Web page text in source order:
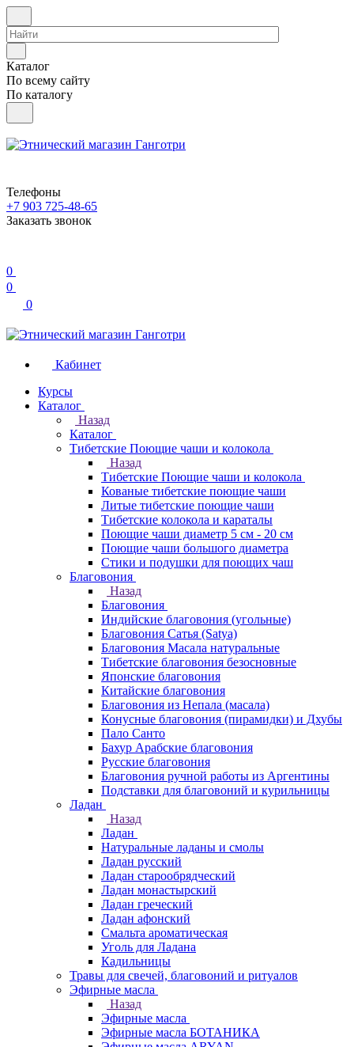
Каталог
По всему сайту
По каталогу
Телефоны
+7 903 725-48-65
Заказать звонок
0
0
0
Кабинет
Курсы
Каталог
Назад
Каталог
Тибетские Поющие чаши и колокола
Назад
Тибетские Поющие чаши и колокола
Кованые тибетские поющие чаши
Литые тибетские поющие чаши
Тибетские колокола и караталы
Поющие чаши диаметр 5 см - 20 см
Поющие чаши большого диаметра
Стики и подушки для поющих чаш
Благовония
Назад
Благовония
Индийские благовония (угольные)
Благовония Сатья (Satya)
Благовония Масала натуральные
Тибетские благовония безосновные
Японские благовония
Китайские благовония
Благовония из Непала (масала)
Конусные благовония (пирамидки) и Дхубы
Пало Санто
Бахур Арабские благовония
Русские благовония
Благовония ручной работы из Аргентины
Подставки для благовоний и курильницы
Ладан
Назад
Ладан
Натуральные ладаны и смолы
Ладан русский
Ладан старообрядческий
Ладан монастырский
Ладан греческий
Ладан афонский
Смальта ароматическая
Уголь для Ладана
Кадильницы
Травы для свечей, благовоний и ритуалов
Эфирные масла
Назад
Эфирные масла
Эфирные масла БОТАНИКА